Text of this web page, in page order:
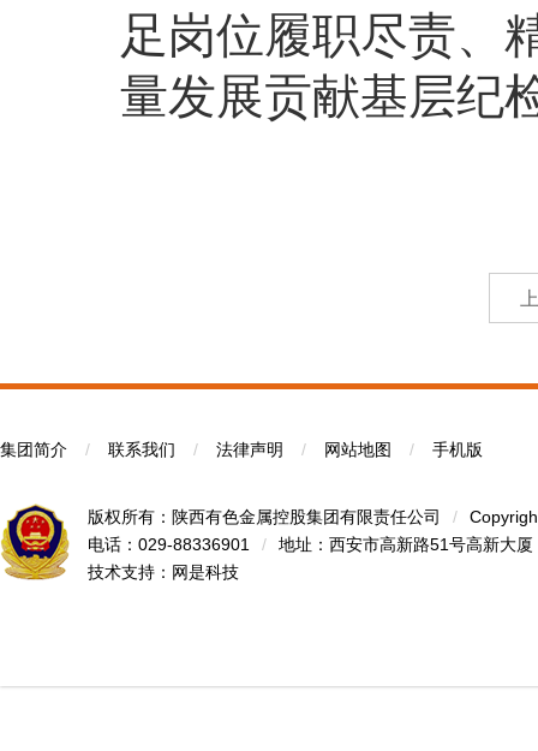
足岗位履职尽责、
量发展贡献基层纪
集团简介 / 联系我们 / 法律声明 / 网站地图 / 手机版
版权所有：陕西有色金属控股集团有限责任公司 /
电话：029-88336901
/
地址：西安市高新路51号高新大厦
技术支持： 网是科技